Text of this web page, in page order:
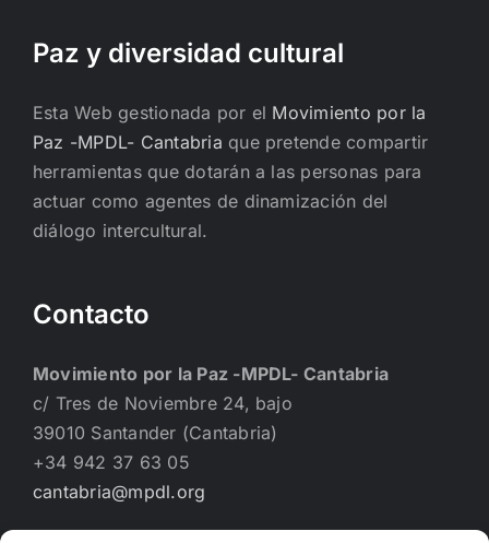
Paz y diversidad cultural
Esta Web gestionada por el Movimiento por la
Paz -MPDL- Cantabria que pretende compartir
herramientas que dotarán a las personas para
actuar como agentes de dinamización del
diálogo intercultural.
Contacto
Movimiento por la Paz -MPDL- Cantabria
c/ Tres de Noviembre 24, bajo
39010 Santander (Cantabria)
+34 942 37 63 05
cantabria@mpdl.org